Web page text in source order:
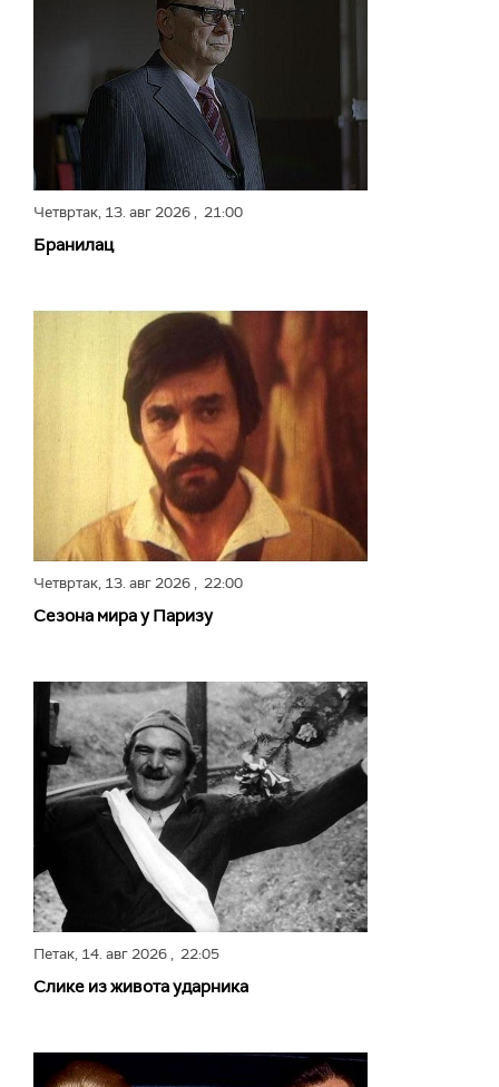
Четвртак, 13. авг 2026, 21:00
Бранилац
Четвртак, 13. авг 2026, 22:00
Сезона мира у Паризу
Петак, 14. авг 2026, 22:05
Слике из живота ударника